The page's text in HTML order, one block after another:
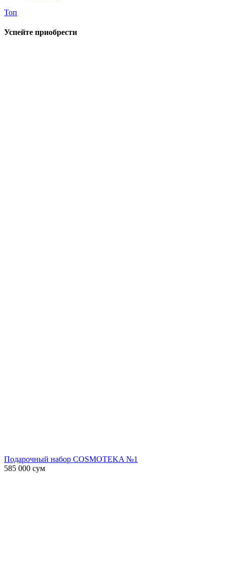
Топ
Успейте приобрести
Подарочный набор COSMOTEKA №1
585 000 сум